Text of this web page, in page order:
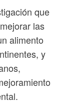
que
las
alimento
y